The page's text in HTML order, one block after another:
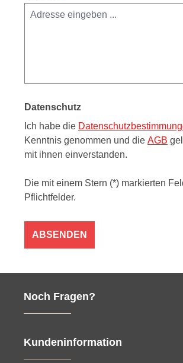
Datenschutz
Ich habe die
Kenntnis genommen und die AGB
mit ihnen einverstanden.
Die mit einem Stern (*) markierten
Pflichtfelder.
ABSENDEN
Noch Fragen?
Kundeninformation